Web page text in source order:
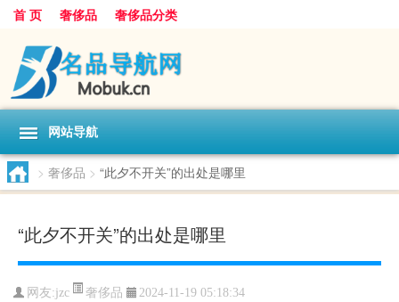
首 页 奢侈品 奢侈品分类
网站导航
> 奢侈品 > “此夕不开关”的出处是哪里
“此夕不开关”的出处是哪里
网友:jzc 奢侈品 2024-11-19 05:18:34